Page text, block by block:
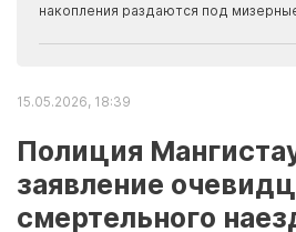
накопления раздаются под
15.05.2026, 18:39
Полиция
заявление
смертельного